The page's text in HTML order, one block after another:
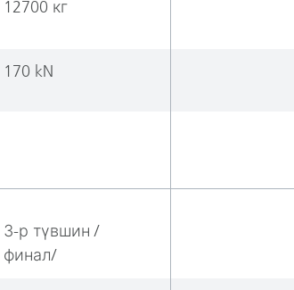
12700 кг
170 kN
З-р түвшин /
финал/